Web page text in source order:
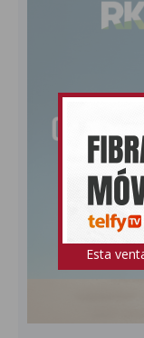
Esta